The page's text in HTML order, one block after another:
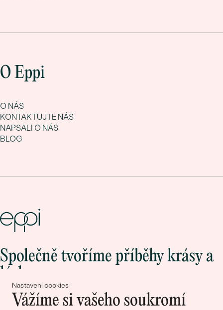
Nastavení cookies
Vážíme si vašeho soukromí
O Eppi
O NÁS
KONTAKTUJTE NÁS
NAPSALI O NÁS
BLOG
Společně tvoříme příběhy krásy a
lásky
Připojte se k nám!